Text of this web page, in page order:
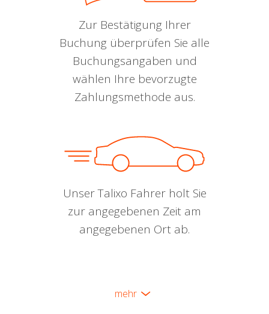
Zur Bestätigung Ihrer
Buchung überprüfen Sie alle
Buchungsangaben und
wählen Ihre bevorzugte
Zahlungsmethode aus.
Unser Talixo Fahrer holt Sie
zur angegebenen Zeit am
angegebenen Ort ab.
mehr